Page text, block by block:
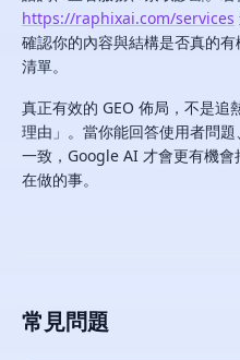
https://raphixai.com/services
確認你的內容與結構是否真的
清單。
真正有效的 GEO 佈局，不是追
理由」。當你能回答使用者問
一致，Google AI 才會更有機
在做的事。
常見問題